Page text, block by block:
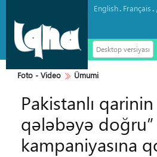
English. Français.
Desktop versiyası
Foto - Video Ümumi
Pakistanlı
qələbəyə doğru”
kampaniyasına